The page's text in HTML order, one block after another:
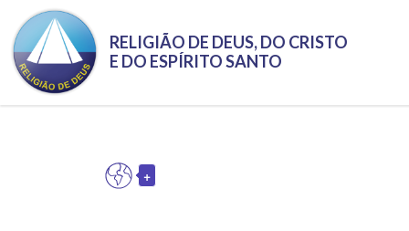
RELIGIÃO DE DEUS, DO CRISTO
E DO ESPÍRITO SANTO
+